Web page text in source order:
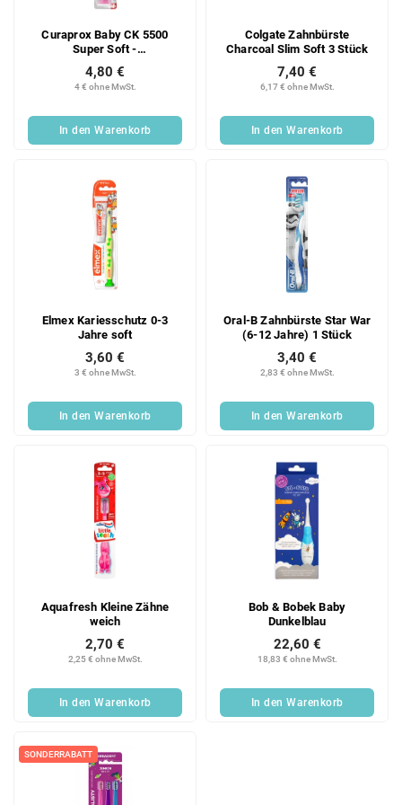
Curaprox Baby CK 5500
Super Soft -
4 € ohne MwSt.
4,80 €
In den Warenkorb
Colgate Zahnbürste
Charcoal Slim Soft 3 Stück
6,17 € ohne MwSt.
7,40 €
In den Warenkorb
Elmex Kariesschutz 0-3
Jahre soft
3 € ohne MwSt.
3,60 €
In den Warenkorb
Oral-B Zahnbürste Star War
(6-12 Jahre) 1 Stück
2,83 € ohne MwSt.
3,40 €
In den Warenkorb
Aquafresh Kleine Zähne
weich
2,25 € ohne MwSt.
2,70 €
In den Warenkorb
Bob & Bobek Baby
Dunkelblau
18,83 € ohne MwSt.
22,60 €
In den Warenkorb
SONDERRABATT